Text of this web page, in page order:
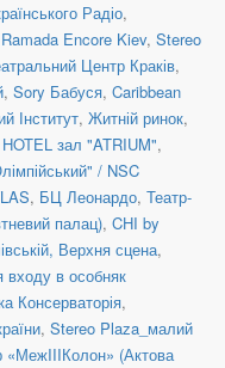
Радіо,
Encore Kiev, Stereo
Центр Краків,
, Sory Бабуся, Caribbean
Інститут, Житній ринок,
зал "ATRIUM",
/ NSC
, БЦ Леонардо, Театр-
палац), CHI by
Верхня сцена,
входу в особняк
Консерваторія,
, Stereo Plaza_малий
«МежIIIКолон» (Актова